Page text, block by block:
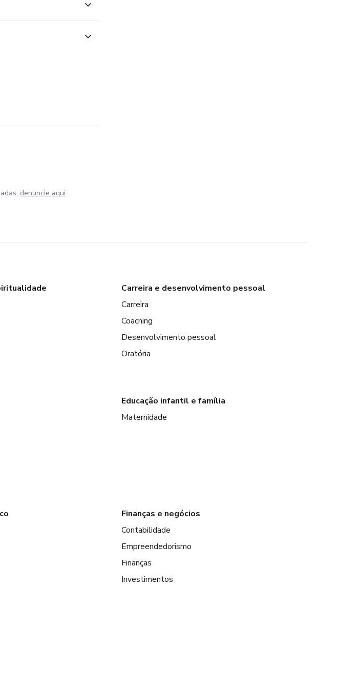
denuncie aqui
Carreira e desenvolvimento pessoal
Carreira
Coaching
Desenvolvimento pessoal
Oratória
Educação infantil e família
Maternidade
Finanças e negócios
Contabilidade
Empreendedorismo
Finanças
Investimentos